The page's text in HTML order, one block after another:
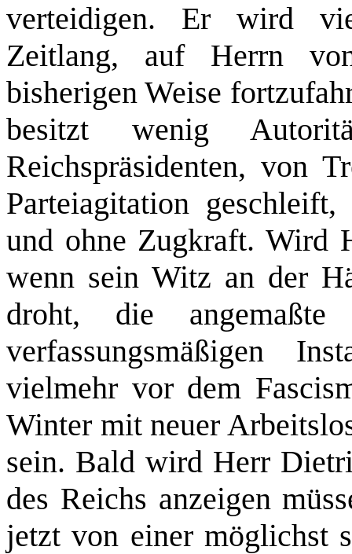
verteidigen. Er wird
Zeitlang, auf Herrn
bisherigen Weise
besitzt wenig
Reichspräsidenten, von
Parteiagitation
und ohne Zugkraft. Wird
wenn sein Witz an der
droht, die
verfassungsmäßigen
vielmehr vor dem
Winter mit neuer
sein. Bald wird Herr
des Reichs anzeigen
jetzt von einer möglichst